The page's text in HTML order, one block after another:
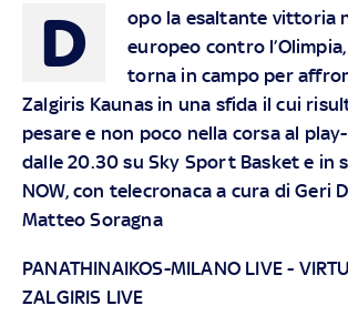
D
opo la esaltante vittoria
europeo contro
torna in campo per
Zalgiris Kaunas in una sfida il cui
pesare e non poco nella corsa al
dalle 20.30 su Sky Sport Basket e in
NOW, con telecronaca a cura di Geri
Matteo Soragna
PANATHINAIKOS-MILANO LIVE -
ZALGIRIS LIVE